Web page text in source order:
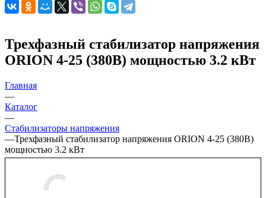
Трехфазный стабилизатор напряжения
ORION 4-25 (380В) мощностью 3.2 кВт
Главная
—
Каталог
—
Стабилизаторы напряжения
—Трехфазный стабилизатор напряжения ORION 4-25 (380В)
мощностью 3.2 кВт